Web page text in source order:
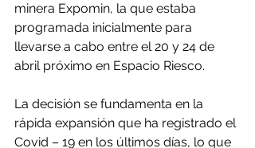
minera Expomin, la que estaba
programada inicialmente para
llevarse a cabo entre el 20 y 24 de
abril próximo en Espacio Riesco.
La decisión se fundamenta en la
rápida expansión que ha registrado el
Covid – 19 en los últimos días, lo que